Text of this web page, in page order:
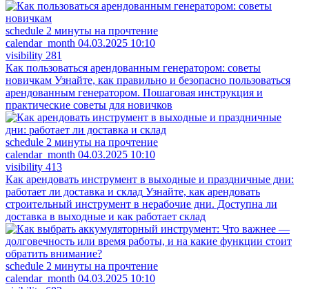
schedule 2 минуты на прочтение
calendar_month 04.03.2025 10:10
visibility 281
Как пользоваться арендованным генератором: советы
новичкам Узнайте, как правильно и безопасно пользоваться
арендованным генератором. Пошаговая инструкция и
практические советы для новичков
schedule 2 минуты на прочтение
calendar_month 04.03.2025 10:10
visibility 413
Как арендовать инструмент в выходные и праздничные дни:
работает ли доставка и склад Узнайте, как арендовать
строительный инструмент в нерабочие дни. Доступна ли
доставка в выходные и как работает склад
schedule 2 минуты на прочтение
calendar_month 04.03.2025 10:10